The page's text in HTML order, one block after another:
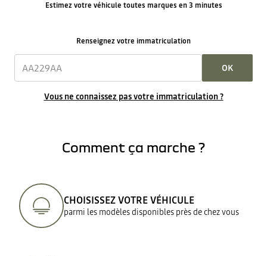
Estimez votre véhicule toutes marques en 3 minutes
Renseignez votre immatriculation
OK
Vous ne connaissez pas votre immatriculation ?
Comment ça marche ?
CHOISISSEZ VOTRE VÉHICULE
parmi les modèles disponibles près de chez vous